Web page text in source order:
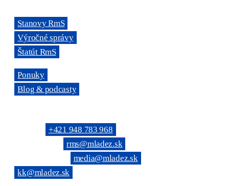
Stanovy RmS
Výročné správy
Štatút RmS
Ponuky
Blog & podcasty
+421 948 783 968
rms@mladez.sk
media@mladez.sk
kk@mladez.sk